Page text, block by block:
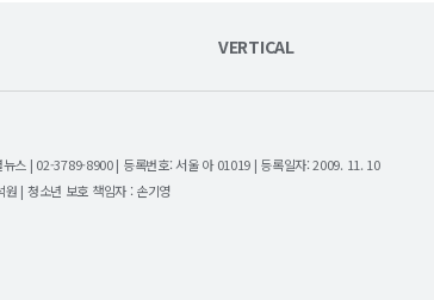
VERTICAL
스 | 02-3789-8900 | 등록번호: 서울 아 01019 | 등록일자: 2009. 11. 10
| 청소년 보호 책임자 : 손기영